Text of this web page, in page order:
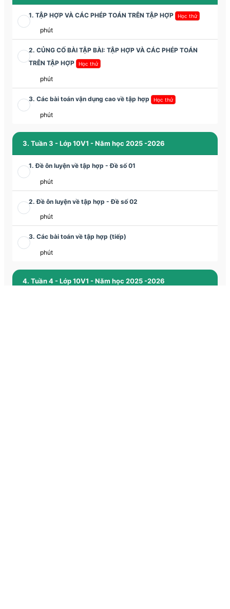
1. TẬP HỢP VÀ CÁC PHÉP TOÁN TRÊN TẬP HỢP Học thử
phút
2. CỦNG CỐ BÀI TẬP BÀI: TẬP HỢP VÀ CÁC PHÉP TOÁN
TRÊN TẬP HỢP
Học thử
phút
3. Các bài toán vận dụng cao về tập hợp Học thử
phút
3. Tuần 3 - Lớp 10V1 - Năm học 2025 -2026
1. Đề ôn luyện về tập hợp - Đề số 01
phút
2. Đề ôn luyện về tập hợp - Đề số 02
phút
3. Các bài toán về tập hợp (tiếp)
phút
4. Tuần 4 - Lớp 10V1 - Năm học 2025 -2026